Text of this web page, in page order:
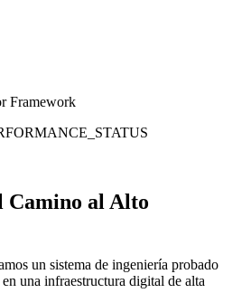
Framework
Camino al Alto
un sistema de ingeniería probado
una infraestructura digital de alta